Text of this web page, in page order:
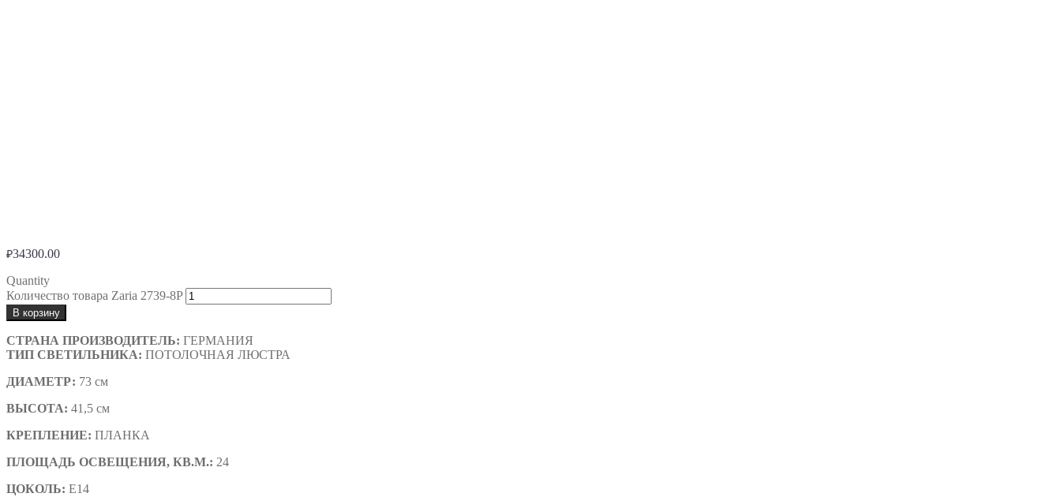
₽34300.00
Quantity
Количество товара Zaria 2739-8P
В корзину
СТРАНА ПРОИЗВОДИТЕЛЬ: ГЕРМАНИЯ
ТИП СВЕТИЛЬНИКА: ПОТОЛОЧНАЯ ЛЮСТРА
ДИАМЕТР: 73 см
ВЫСОТА: 41,5 см
КРЕПЛЕНИЕ: ПЛАНКА
ПЛОЩАДЬ ОСВЕЩЕНИЯ, КВ.М.: 24
ЦОКОЛЬ: E14